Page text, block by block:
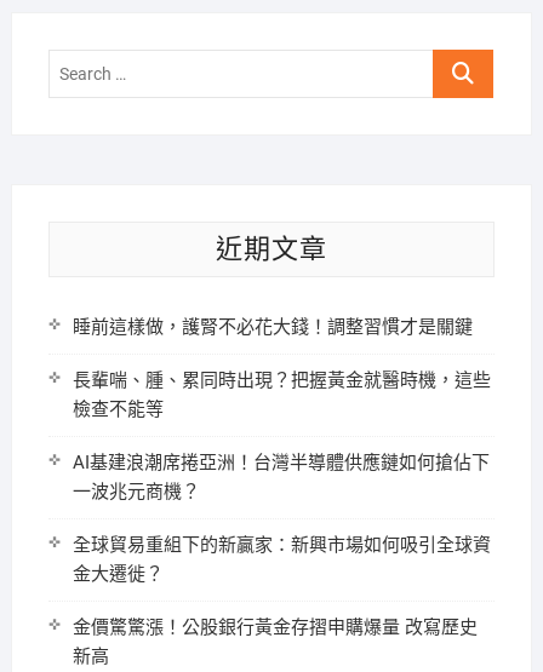
Search
近期文章
睡前這樣做，護腎不必花大錢！調整習慣才是關鍵
長輩喘、腫、累同時出現？把握黃金就醫時機，這些
檢查不能等
AI基建浪潮席捲亞洲！台灣半導體供應鏈如何搶佔下
一波兆元商機？
全球貿易重組下的新贏家：新興市場如何吸引全球資
金大遷徙？
金價驚驚漲！公股銀行黃金存摺申購爆量 改寫歷史
新高